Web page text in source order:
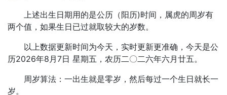
上述出生日期用的是公历（阳历)时间，属虎的周岁有
两个值，如果生日已过就取较大的岁数。
以上数据更新时间为今天，实时更新更准确，今天是公
历2026年8月7日 星期五，农历二〇二六年六月廿五。
周岁算法：一出生就是零岁，然后每过一个生日就长一
岁。